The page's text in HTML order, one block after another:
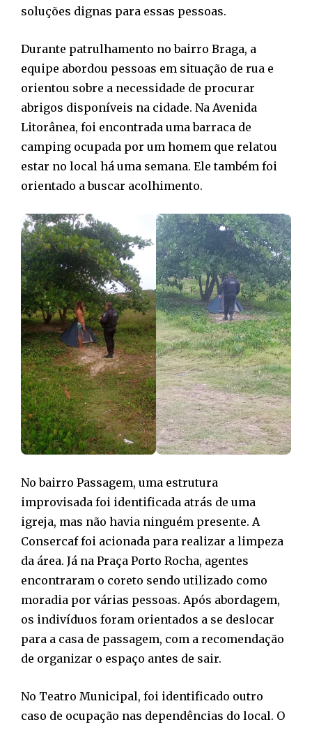
soluções dignas para essas pessoas.
Durante patrulhamento no bairro Braga, a
equipe abordou pessoas em situação de rua e
orientou sobre a necessidade de procurar
abrigos disponíveis na cidade. Na Avenida
Litorânea, foi encontrada uma barraca de
camping ocupada por um homem que relatou
estar no local há uma semana. Ele também foi
orientado a buscar acolhimento.
No bairro Passagem, uma estrutura
improvisada foi identificada atrás de uma
igreja, mas não havia ninguém presente. A
Consercaf foi acionada para realizar a limpeza
da área. Já na Praça Porto Rocha, agentes
encontraram o coreto sendo utilizado como
moradia por várias pessoas. Após abordagem,
os indivíduos foram orientados a se deslocar
para a casa de passagem, com a recomendação
de organizar o espaço antes de sair.
No Teatro Municipal, foi identificado outro
caso de ocupação nas dependências do local. O